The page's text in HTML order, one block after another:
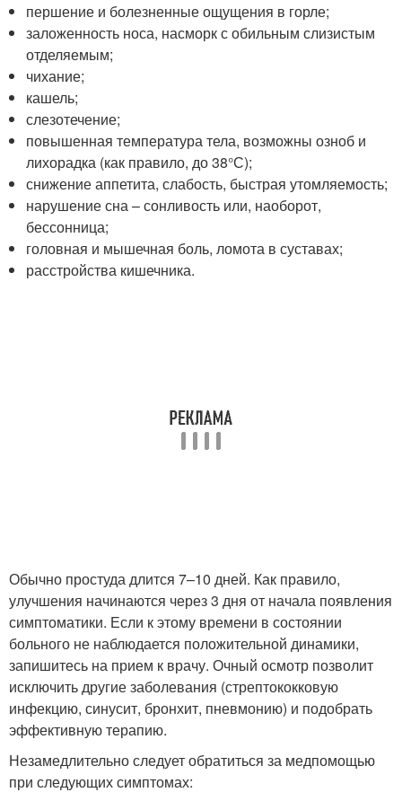
першение и болезненные ощущения в горле;
заложенность носа, насморк с обильным слизистым
отделяемым;
чихание;
кашель;
слезотечение;
повышенная температура тела, возможны озноб и
лихорадка (как правило, до 38°С);
снижение аппетита, слабость, быстрая утомляемость;
нарушение сна – сонливость или, наоборот,
бессонница;
головная и мышечная боль, ломота в суставах;
расстройства кишечника.
Обычно простуда длится 7–10 дней. Как правило,
улучшения начинаются через 3 дня от начала появления
симптоматики. Если к этому времени в состоянии
больного не наблюдается положительной динамики,
запишитесь на прием к врачу. Очный осмотр позволит
исключить другие заболевания (стрептококковую
инфекцию, синусит, бронхит, пневмонию) и подобрать
эффективную терапию.
Незамедлительно следует обратиться за медпомощью
при следующих симптомах: